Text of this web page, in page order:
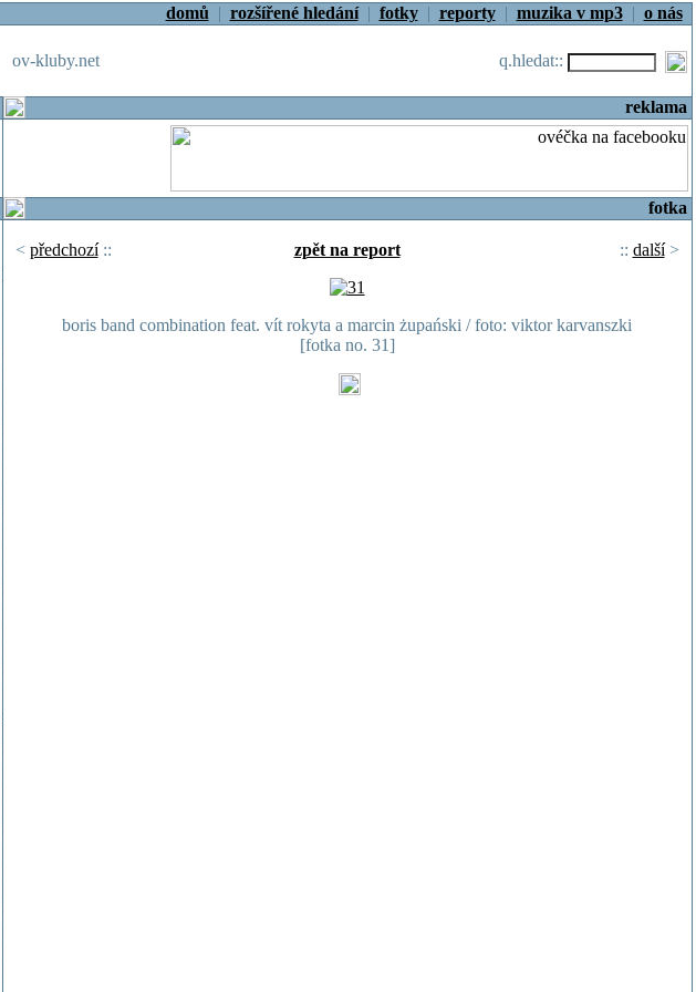
domů | rozšířené hledání| fotky| reporty| muzika v mp3| o nás
ov-kluby.net q.hledat::
reklama
fotka
< předchozí:: zpět na report :: další>
boris band combination feat. vít rokyta a marcin żupański / foto: viktor karvanszki
[fotka no. 31]